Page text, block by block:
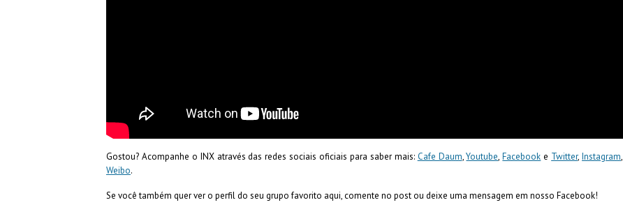
Gostou? Acompanhe o INX através das redes sociais oficiais para saber mais: Cafe Daum,Youtube,Facebook e Twitter,Instagram,
Weibo.
Se você também quer ver o perfil do seu grupo favorito aqui, comente no post ou deixe uma mensagem em nosso Facebook!